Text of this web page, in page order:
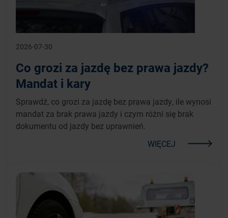
2026-07-30
Co grozi za jazdę bez prawa jazdy?
Mandat i kary
Sprawdź, co grozi za jazdę bez prawa jazdy, ile wynosi
mandat za brak prawa jazdy i czym różni się brak
dokumentu od jazdy bez uprawnień.
WIĘCEJ